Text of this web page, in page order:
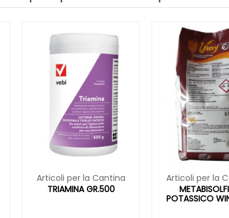
Articoli per la Cantina
TRIAMINA GR.500
Articoli per la
POTASSICO